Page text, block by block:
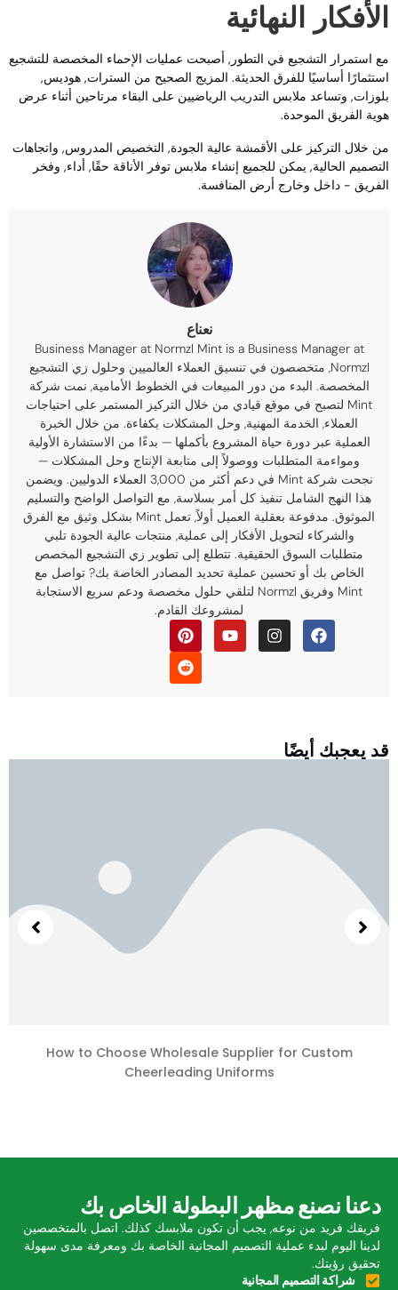
النهائية
استمرار التشجيع في التطور, أصبحت عمليات الإحماء المخصصة للتشجيع
أساسيًا للفرق الحديثة. المزيج الصحيح من السترات, هوديس,
وتساعد ملابس التدريب الرياضيين على البقاء مرتاحين أثناء عرض
الفريق الموحدة.
خلال التركيز على الأقمشة عالية الجودة, التخصيص المدروس, واتجاهات
الحالية, يمكن للجميع إنشاء ملابس توفر الأناقة حقًا, أداء, وفخر
- داخل وخارج أرض المنافسة.
نعناع
Business Manager at Normzl Mint is a Business Manager at
Normzl, متخصصون في تنسيق العملاء العالميين وحلول زي التشجيع
المخصصة. البدء من دور المبيعات في الخطوط الأمامية, نمت شركة
Mint لتصبح في موقع قيادي من خلال التركيز المستمر على احتياجات
العملاء, الخدمة المهنية, وحل المشكلات بكفاءة. من خلال الخبرة
العملية عبر دورة حياة المشروع بأكملها — بدءًا من الاستشارة الأولية
ومواءمة المتطلبات ووصولاً إلى متابعة الإنتاج وحل المشكلات —
نجحت شركة Mint في دعم أكثر من 3,000 العملاء الدوليين. ويضمن
هذا النهج الشامل تنفيذ كل أمر بسلاسة, مع التواصل الواضح والتسليم
الموثوق. مدفوعة بعقلية العميل أولاً, تعمل Mint بشكل وثيق مع الفرق
والشركاء لتحويل الأفكار إلى عملية, منتجات عالية الجودة تلبي
متطلبات السوق الحقيقية. تتطلع إلى تطوير زي التشجيع المخصص
الخاص بك أو تحسين عملية تحديد المصادر الخاصة بك? تواصل مع
Mint وفريق Normzl لتلقي حلول مخصصة ودعم سريع الاستجابة
لمشروعك القادم.
يعجبك أيضًا
How to Choose Wholesale Supplier for Custom
Cheerleading Uniforms
دعنا نصنع مظهر البطولة الخاص بك
فريقك فريد من نوعه, يجب أن تكون ملابسك كذلك. اتصل بالمتخصصين
لدينا اليوم لبدء عملية التصميم المجانية الخاصة بك ومعرفة مدى سهولة
تحقيق رؤيتك.
شراكة التصميم المجانية